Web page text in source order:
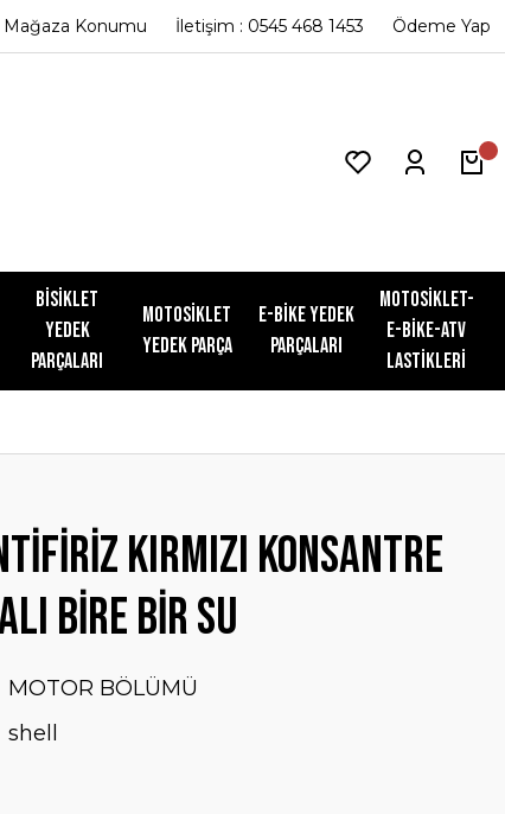
Mağaza Konumu İletişim : 0545 468 1453 Ödeme Yap
Bisiklet
Yedek
Parçaları
Motosiklet
Yedek Parça
E-Bike Yedek
Parçaları
Motosiklet-
E-Bike-ATV
Lastikleri
KIRMIZI KONSANTRE
BİRE BİR SU
MOTOR BÖLÜMÜ
shell